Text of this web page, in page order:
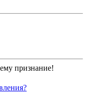
признание!